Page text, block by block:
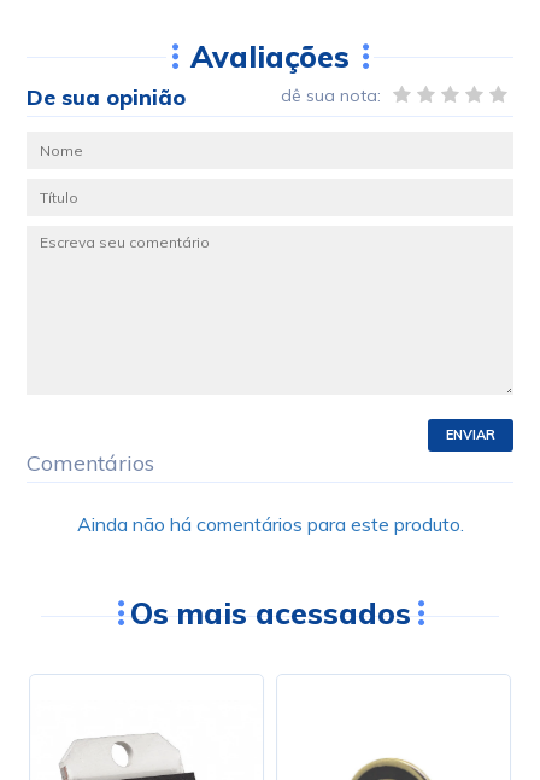
Avaliações
De sua opinião dê sua nota:
ENVIAR
Comentários
Ainda não há comentários para este produto.
Os mais acessados